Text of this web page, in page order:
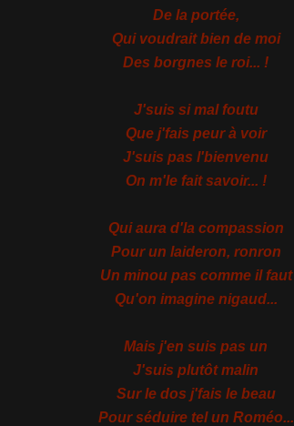
De la portée,
Qui voudrait bien de moi
Des borgnes le roi... !
J'suis si mal foutu
Que j'fais peur à voir
J'suis pas l'bienvenu
On m'le fait savoir... !
Qui aura d'la compassion
Pour un laideron, ronron
Un minou pas comme il faut
Qu'on imagine nigaud...
Mais j'en suis pas un
J'suis plutôt malin
Sur le dos j'fais le beau
Pour séduire tel un Roméo...